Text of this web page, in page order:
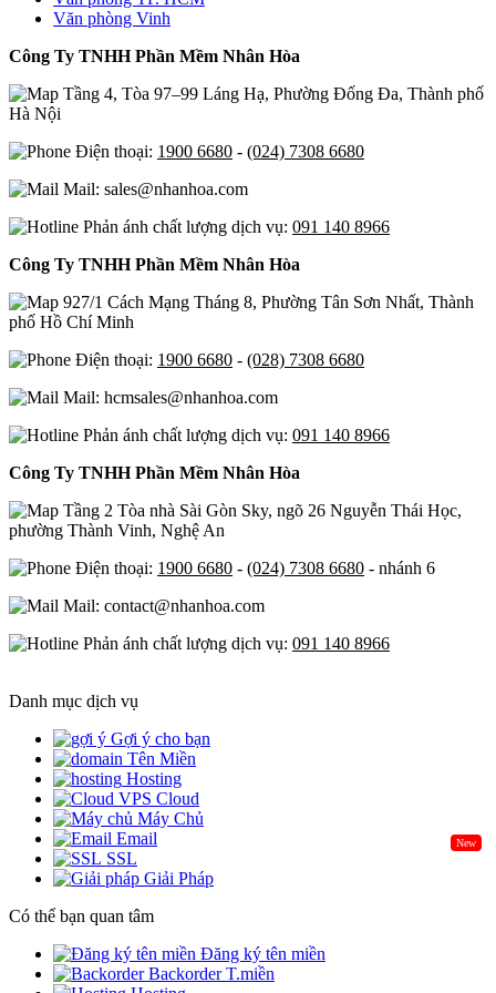
camera gia đình. Dữ liệu video được tải trực tiếp
bộ.
Đặc điểm nổi bật:
Video được lưu trữ tự động, có thể xem lại
Bảo mật cao, không lo mất dữ liệu khi
camera bị hỏng, mất điện hoặc bị đánh cắp.
dụng di động hoặc trình duyệt web.
Dung lượng linh hoạt, có thể mở rộng tùy
theo số lượng camera và độ phân giải.
Lợi ích chính: Đảm bảo dữ liệu hình ảnh luôn an
toàn, dễ quản lý, và tiện lợi cho cả người dùng cá
nhân lẫn hệ thống giám sát doanh nghiệp.
Cần xem xét khi lựa chọn dịch vụ lưu trữ
Văn phòng Vinh
Công Ty TNHH Phần Mềm Nhân Hòa
Tầng 4, Tòa 97–99 Láng Hạ, Phường Đống Đa, Thành phố
Hà Nội
Điện thoại: 1900 6680 - (024) 7308 6680
Mail: sales@nhanhoa.com
Phản ánh chất lượng dịch vụ: 091 140 8966
Công Ty TNHH Phần Mềm Nhân Hòa
927/1 Cách Mạng Tháng 8, Phường Tân Sơn Nhất, Thành
phố Hồ Chí Minh
Điện thoại: 1900 6680 - (028) 7308 6680
Mail: hcmsales@nhanhoa.com
Phản ánh chất lượng dịch vụ: 091 140 8966
Công Ty TNHH Phần Mềm Nhân Hòa
Tầng 2 Tòa nhà Sài Gòn Sky, ngõ 26 Nguyễn Thái Học,
phường Thành Vinh, Nghệ An
Điện thoại: 1900 6680 - (024) 7308 6680 - nhánh 6
Mail: contact@nhanhoa.com
Phản ánh chất lượng dịch vụ: 091 140 8966
Danh mục dịch vụ
Gợi ý cho bạn
Tên Miền
Hosting
Cloud
Máy Chủ
New
Email
SSL
Giải Pháp
Có thể bạn quan tâm
Đăng ký tên miền
Backorder T.miền